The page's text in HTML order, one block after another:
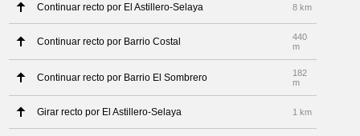
Continuar recto por El Astillero-Selaya 8 km
Continuar recto por Barrio Costal
440
m
Continuar recto por Barrio El Sombrero
182
m
Girar recto por El Astillero-Selaya 1 km